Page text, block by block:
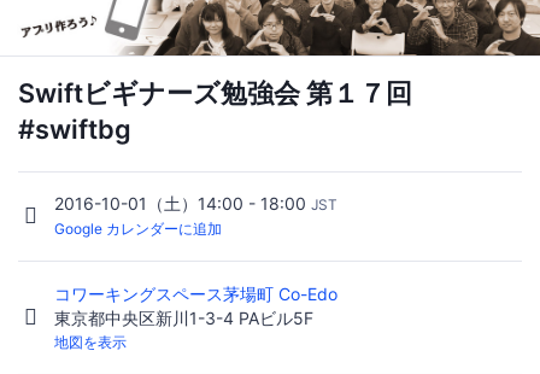
Swiftビギナーズ勉強会 第１７回
#swiftbg
2016-10-01（土）14:00 - 18:00 JST
Google カレンダーに追加
コワーキングスペース茅場町 Co-Edo
東京都中央区新川1-3-4 PAビル5F
地図を表示